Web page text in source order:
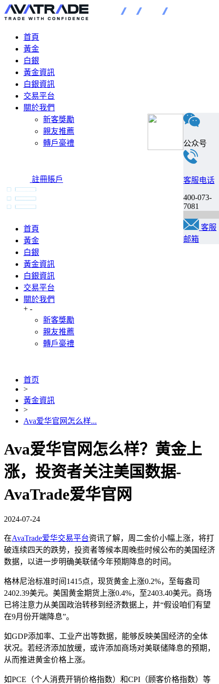
首頁
黃金
白銀
黃金資訊
白銀資訊
交易平台
關於我們
新客獎勵
親友推薦
轉戶豪禮
註冊賬戶
首頁
黃金
白銀
黃金資訊
白銀資訊
交易平台
關於我們
+ -
新客獎勵
親友推薦
轉戶豪禮
首页
>
黃金資訊
>
Ava爱华官网怎么样...
Ava爱华官网怎么样？黄金上
涨，投资者关注美国数据-
AvaTrade爱华官网
2024-07-24
在AvaTrade爱华交易平台资讯了解，周二金价小幅上涨，将打
破连续四天的跌势，投资者等候本周晚些时候公布的美国经济
数据，以进一步明确美联储今年预期降息的时间。
格林尼治标准时间1415点，现货黄金上涨0.2%，至每盎司
2402.39美元。美国黄金期货上涨0.4%，至2403.40美元。商场
已将注意力从美国政治转移到经济数据上，并“假设咱们有望
在9月份开端降息”。
如GDP添加率、工业产出等数据，能够反映美国经济的全体
状况。若经济添加放缓，或许添加商场对美联储降息的预期，
从而推进黄金价格上涨。
如PCE（个人消费开销价格指数）和CPI（顾客价格指数）等
公众号
客服电话
400-073-
7081
客服
邮箱